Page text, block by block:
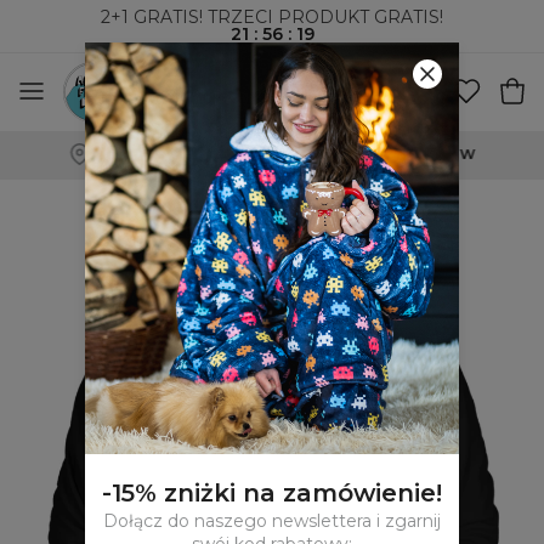
2+1 GRATIS! TRZECI PRODUKT GRATIS!
21 : 56: 18
WYSYŁKA ZA POBRANIEM I DO PACZKOMATÓW
-15% zniżki na zamówienie!
Dołącz do naszego newslettera i zgarnij